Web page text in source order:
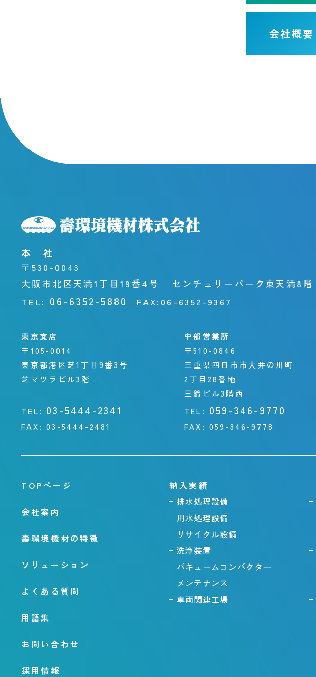
会社概要
本 社
〒530-0043
大阪市北区天満1丁目19番4号
センチュリーパーク東天満8階
TEL: 06-6352-5880 FAX: 06-6352-9367
東京支店
〒105-0014
東京都港区芝1丁目9番3号
芝マツラビル3階
TEL: 03-5444-2341
FAX: 03-5444-2481
中部営業所
〒510-0846
三重県四日市市大井の川町
2丁目28番地
三鈴ビル3階西
TEL: 059-346-9770
FAX: 059-346-9778
TOPページ
会社案内
壽環境機材の特徴
ソリューション
よくある質問
用語集
お問い合わせ
採用情報
納入実績
排水処理設備
用水処理設備
リサイクル設備
洗浄装置
バキュームコンパクター
メンテナンス
車両関連工場